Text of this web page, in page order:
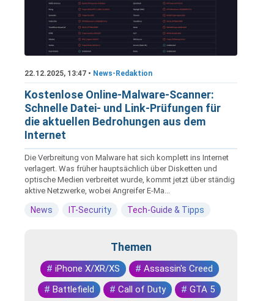
22.12.2025, 13:47 • News-Redaktion
Kostenlose Online-Malware-Scanner:
Schnelle Datei- und Link-Prüfungen für
die aktuellen Bedrohungen aus dem
Internet
Die Verbreitung von Malware hat sich komplett ins Internet
verlagert. Was früher hauptsächlich über Disketten und
optische Medien verbreitet wurde, kommt jetzt über ständig
aktive Netzwerke, wobei Angreifer E-Ma...
News IT-Security Tech-Guide & Tipps
Themen
# iPhone X/XR/XS # Assassin's Creed
# Battlefield # Call of Duty # GTA 5